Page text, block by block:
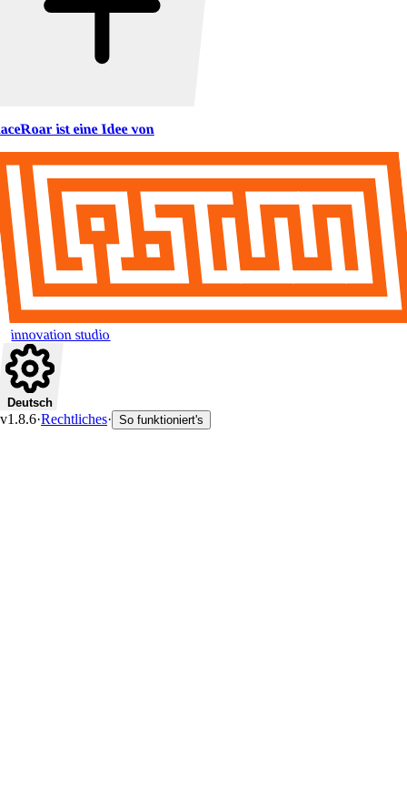
ist eine Idee von
innovation studio
Deutsch
v1.8.6·Rechtliches· So funktioniert's